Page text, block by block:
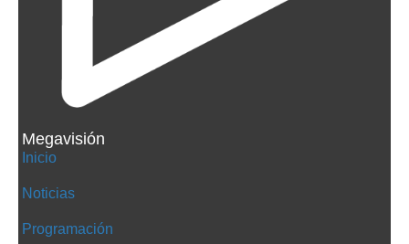
Megavisión
Inicio
Noticias
Programación